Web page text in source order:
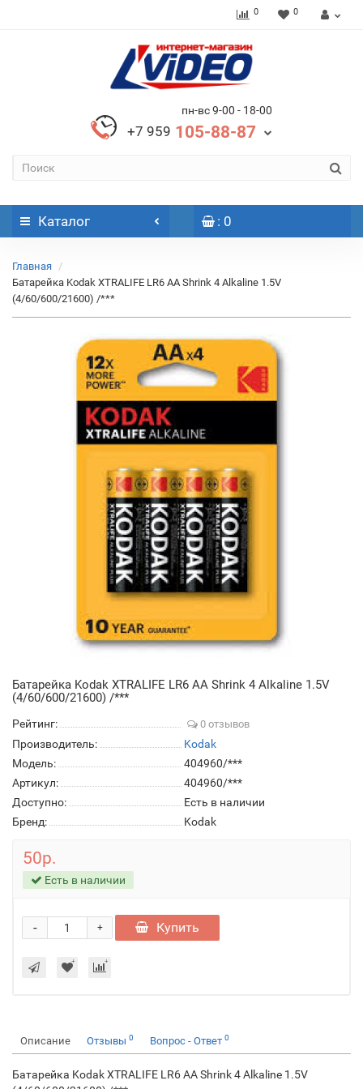
0 0
пн-вс 9-00 - 18-00
+7 959 105-88-87
Каталог : 0
Главная
Батарейка Kodak XTRALIFE LR6 AA Shrink 4 Alkaline 1.5V
(4/60/600/21600) /***
Батарейка Kodak XTRALIFE LR6 AA Shrink 4 Alkaline 1.5V
(4/60/600/21600) /***
Рейтинг: 0 отзывов
Производитель:
Kodak
Модель:
404960/***
Артикул:
404960/***
Доступно:
Есть в наличии
Бренд:
Kodak
50р.
Есть в наличии
+
- Купить
Описание Отзывы 0 Вопрос - Ответ 0
Батарейка Kodak XTRALIFE LR6 AA Shrink 4 Alkaline 1.5V